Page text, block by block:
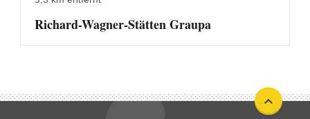
Richard-Wagner-Stätten Graupa